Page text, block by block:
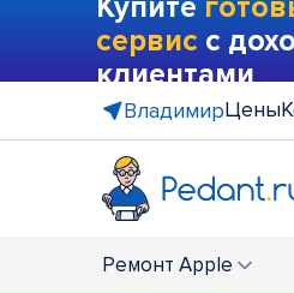
Купите
сервис с
клиентами
ВладимирЦены
Ремонт Apple